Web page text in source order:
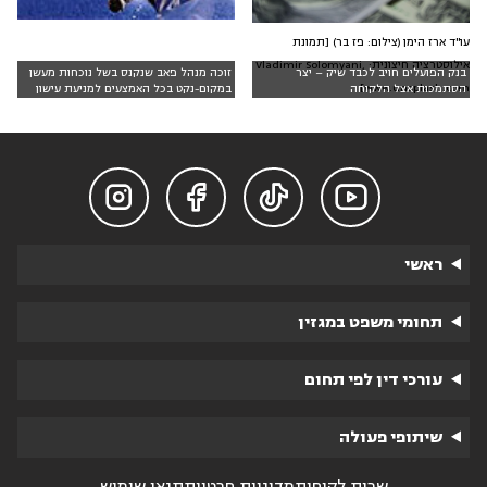
בנק הפועלים חויב לכבד שיק – יצר
הסתמכות אצל הלקוחה
עו"ד ארז הימן (צילום: פז בר) [תמונת
אילוסטרציה חיצונית: Vladimir Solomyani,
www.unsplash.com]
זוכה מנהל פאב שנקנס בשל נוכחות מעשן
במקום-נקט בכל האמצעים למניעת עישון




ראשי
תחומי משפט במגזין
עורכי דין לפי תחום
שיתופי פעולה